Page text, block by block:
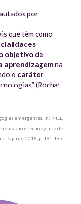
por
que têm como
objetivo de
aprendizagem na
o caráter
(Rocha;
emergentes. In: MILL,
educação e tecnologias e de
Papirus, 2018, p. 491-495.